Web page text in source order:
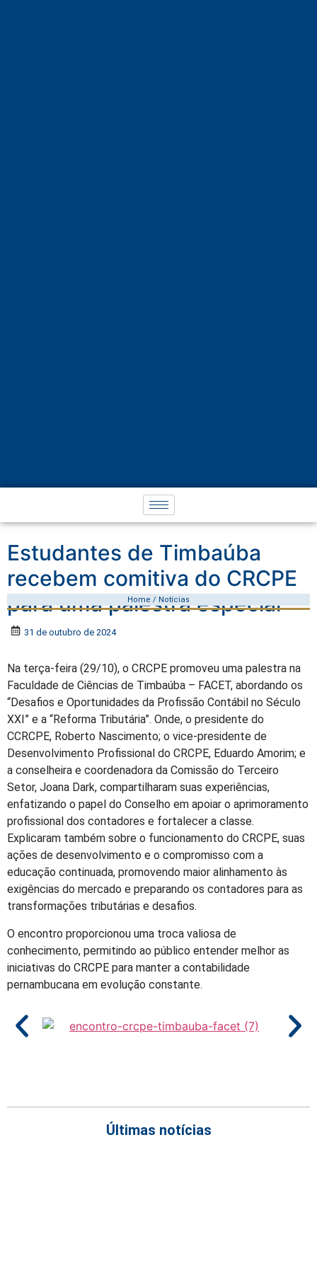
Estudantes de Timbaúba
recebem comitiva do CRCPE
para uma palestra especial
Home / Notícias
31 de outubro de 2024
Na terça-feira (29/10), o CRCPE promoveu uma palestra na
Faculdade de Ciências de Timbaúba – FACET, abordando os
“Desafios e Oportunidades da Profissão Contábil no Século
XXI” e a “Reforma Tributária”. Onde, o presidente do
CCRCPE, Roberto Nascimento; o vice-presidente de
Desenvolvimento Profissional do CRCPE, Eduardo Amorim; e
a conselheira e coordenadora da Comissão do Terceiro
Setor, Joana Dark, compartilharam suas experiências,
enfatizando o papel do Conselho em apoiar o aprimoramento
profissional dos contadores e fortalecer a classe.
Explicaram também sobre o funcionamento do CRCPE, suas
ações de desenvolvimento e o compromisso com a
educação continuada, promovendo maior alinhamento às
exigências do mercado e preparando os contadores para as
transformações tributárias e desafios.
O encontro proporcionou uma troca valiosa de
conhecimento, permitindo ao público entender melhor as
iniciativas do CRCPE para manter a contabilidade
pernambucana em evolução constante.
Últimas notícias